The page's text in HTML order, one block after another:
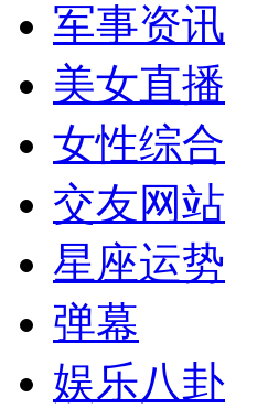
军事资讯
美女直播
女性综合
交友网站
星座运势
弹幕
娱乐八卦